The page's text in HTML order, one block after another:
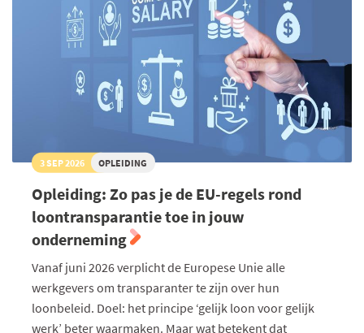
3 SEP 2026 OPLEIDING
Opleiding: Zo pas je de EU-regels rond
loontransparantie toe in jouw
onderneming
Vanaf juni 2026 verplicht de Europese Unie alle
werkgevers om transparanter te zijn over hun
loonbeleid. Doel: het principe ‘gelijk loon voor gelijk
werk’ beter waarmaken. Maar wat betekent dat